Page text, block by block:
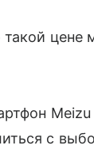
такой цене
с